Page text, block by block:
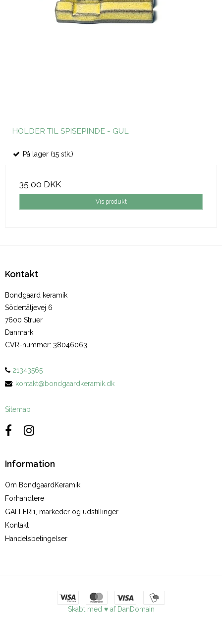
HOLDER TIL SPISEPINDE - GUL
På lager (15 stk.)
35,00 DKK
Vis produkt
Kontakt
Bondgaard keramik
Södertäljevej 6
7600 Struer
Danmark
CVR-nummer: 38046063
21343565
: kontakt@bondgaardkeramik.dk
Sitemap
Information
Om BondgaardKeramik
Forhandlere
GALLERI1, markeder og udstillinger
Kontakt
Handelsbetingelser
Skabt med ♥ af DanDomain